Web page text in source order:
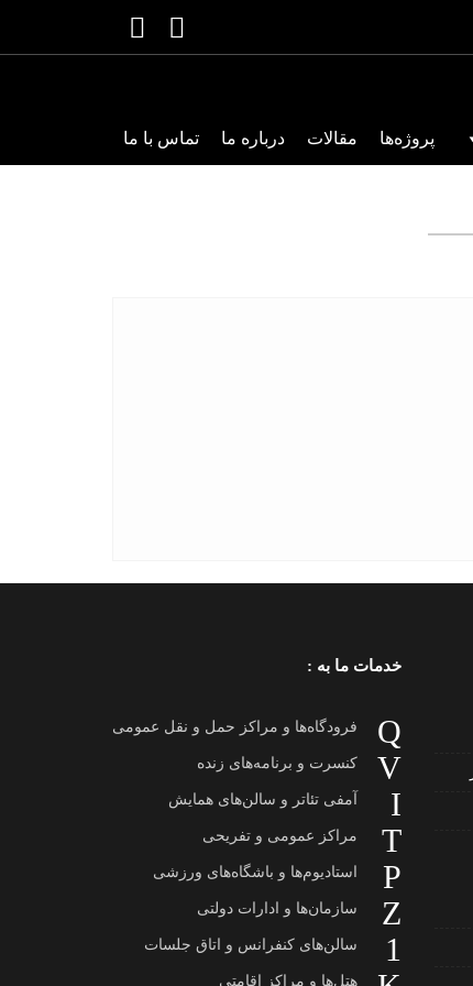
پروژه‌ها مقالات درباره ما تماس با ما
خدمات ما به :
فرودگاه‌ها و مراکز حمل و نقل عمومی
کنسرت و برنامه‌های زنده
آمفی تئاتر و سالن‌های همایش
مراکز عمومی و تفریحی
استادیوم‌ها و باشگاه‌های ورزشی
سازمان‌ها و ادارات دولتی
سالن‌های کنفرانس و اتاق جلسات
هتل‌ها و مراکز اقامتی